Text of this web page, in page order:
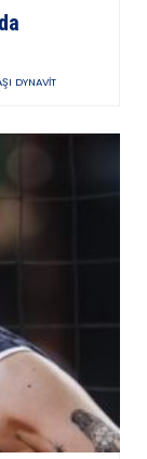
DYNAVIT